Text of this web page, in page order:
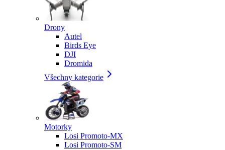
Drony
Autel
Birds Eye
DJI
Dromida
Všechny kategorie
Motorky
Losi Promoto-MX
Losi Promoto-SM